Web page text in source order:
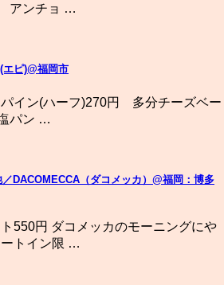
アンチョ …
ピ)@福岡市
イン(ハーフ)270円 多分チーズベー
パン …
DACOMECCA（ダコメッカ）@福岡：博多
550円 ダコメッカのモーニングにや
トイン限 …